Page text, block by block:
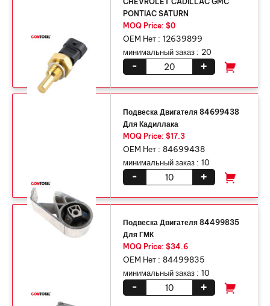
PONTIAC SATURN
MOQ Price: $0
OEM Нет : 12639899
минимальный заказ : 20
+
-
Подвеска Двигателя 84699438
Для Кадиллака
MOQ Price: $17.3
OEM Нет : 84699438
минимальный заказ : 10
+
-
Подвеска Двигателя 84499835
Для ГМК
MOQ Price: $34.6
OEM Нет : 84499835
минимальный заказ : 10
+
-